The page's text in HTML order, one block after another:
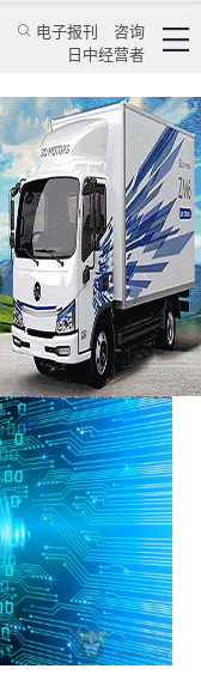
电子报刊
咨询
日中经营者
护防止泄密